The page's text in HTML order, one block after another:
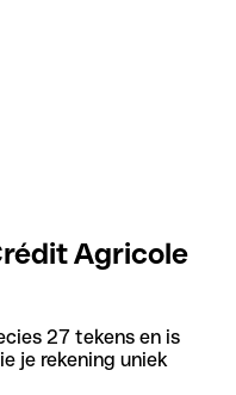
Agricole
27 tekens en is
je rekening uniek